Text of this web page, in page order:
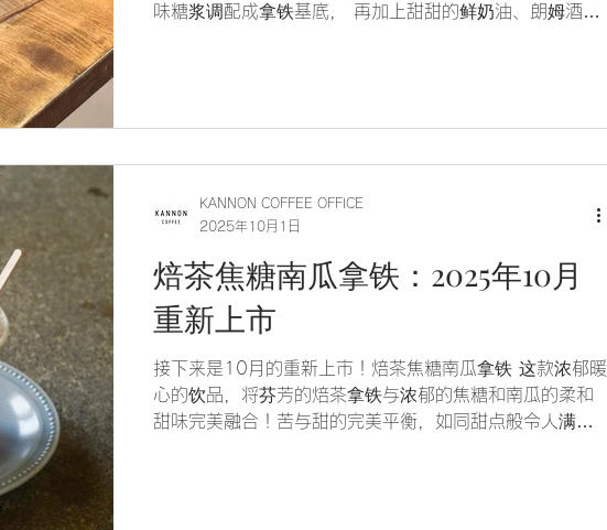
味糖浆调配成拿铁基底， 再加上甜甜的鲜奶油、朗姆酒浸
焙茶焦糖南瓜拿铁：2025年10月
重新上市
接下来是10月的重新上市！焙茶焦糖南瓜拿铁 这款浓郁暖
心的饮品，将芬芳的焙茶拿铁与浓郁的焦糖和南瓜的柔和
甜味完美融合！苦与甜的完美平衡，如同甜点般令人满
KANNON COFFEE OFFICE
2025年10月1日